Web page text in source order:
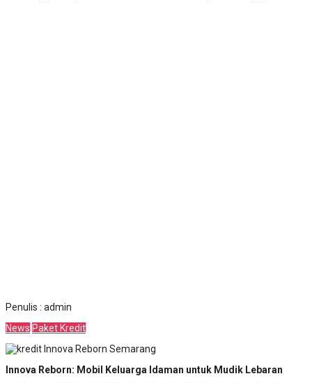
Penulis : admin
News Paket Kredit
Innova Reborn: Mobil Keluarga Idaman untuk Mudik Lebaran